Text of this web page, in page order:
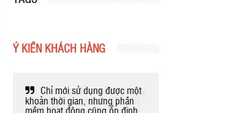
Ý KIẾN KHÁCH HÀNG
Chỉ mới sử dụng được một
khoản thời gian, nhưng phần
mềm hoạt động cũng ổn định,